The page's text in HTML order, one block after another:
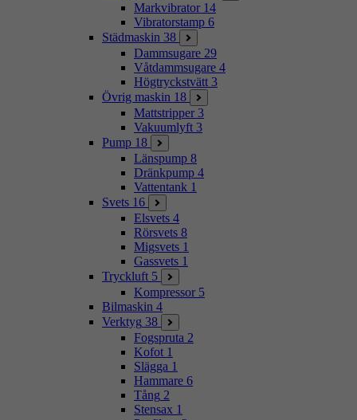
Markvibrator 14
Vibratorstamp 6
Städmaskin 38
Dammsugare 29
Våtdammsugare 4
Högtryckstvätt 3
Övrig maskin 18
Mattstripper 3
Vakuumlyft 3
Pump 18
Länspump 8
Dränkpump 4
Vattentank 1
Svets 16
Elsvets 4
Rörsvets 8
Migsvets 1
Gassvets 1
Tryckluft 5
Kompressor 5
Bilmaskin 4
Verktyg 38
Fogspruta 2
Kofot 1
Slägga 1
Hammare 6
Tång 2
Stensax 1